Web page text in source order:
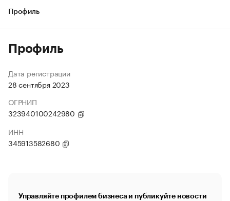
Профиль
Профиль
Дата регистрации
28 сентября 2023
ОГРНИП
323940100242980
ИНН
345913582680
Управляйте профилем бизнеса и публикуйте новости